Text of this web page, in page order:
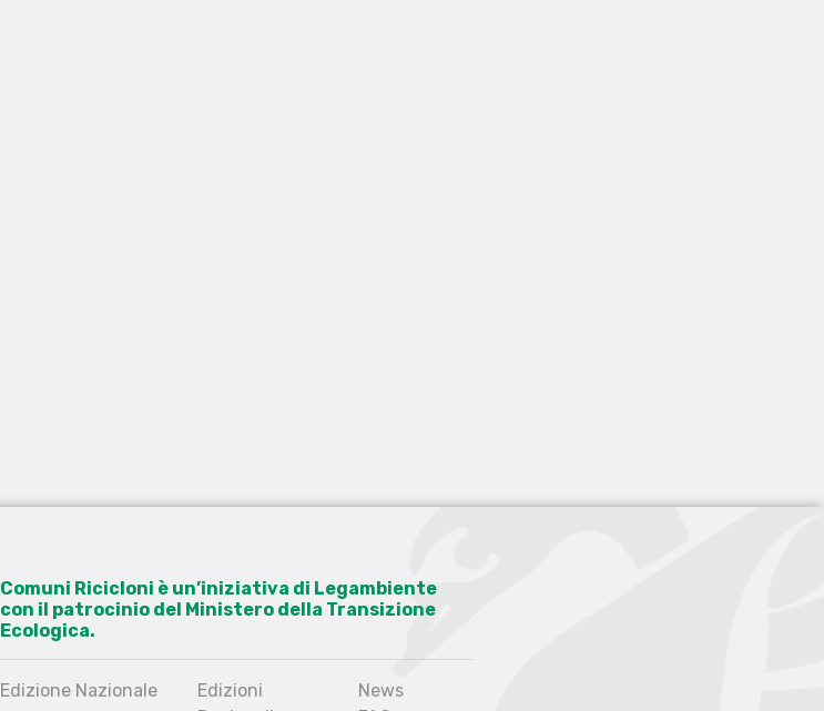
Comuni Ricicloni è un’iniziativa di Legambiente
con il patrocinio del Ministero della Transizione
Ecologica.
Edizione Nazionale
Edizioni
News